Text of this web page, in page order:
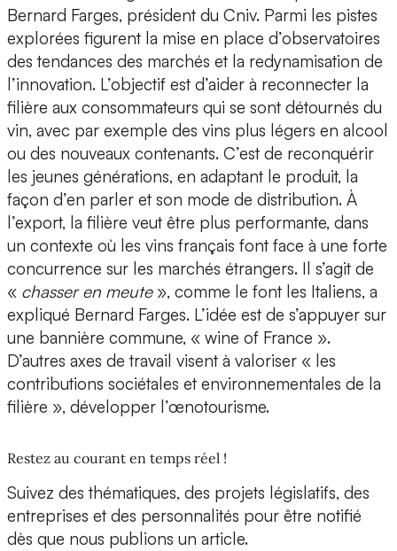
Bernard Farges, président du Cniv. Parmi les pistes
explorées figurent la mise en place d’observatoires
des tendances des marchés et la redynamisation de
l’innovation. L’objectif est d’aider à reconnecter la
filière aux consommateurs qui se sont détournés du
vin, avec par exemple des vins plus légers en alcool
ou des nouveaux contenants. C’est de reconquérir
les jeunes générations, en adaptant le produit, la
façon d’en parler et son mode de distribution. À
l’export, la filière veut être plus performante, dans
un contexte où les vins français font face à une forte
concurrence sur les marchés étrangers. Il s’agit de
« chasser en meute», comme le font les Italiens, a
expliqué Bernard Farges. L’idée est de s’appuyer sur
une bannière commune, « wine of France ».
D’autres axes de travail visent à valoriser « les
contributions sociétales et environnementales de la
filière », développer l’œnotourisme.
Restez au courant en temps réel !
Suivez des thématiques, des projets législatifs, des
entreprises et des personnalités pour être notifié
dès que nous publions un article.